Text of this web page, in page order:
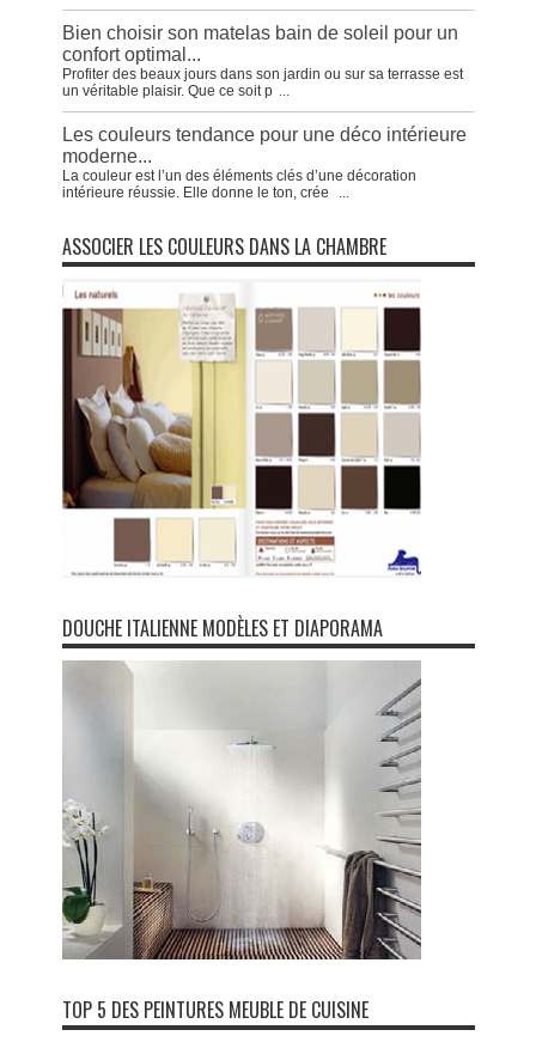
Bien choisir son matelas bain de soleil pour un
confort optimal...
Profiter des beaux jours dans son jardin ou sur sa terrasse est
un véritable plaisir. Que ce soit p ...
Les couleurs tendance pour une déco intérieure
moderne...
La couleur est l’un des éléments clés d’une décoration
intérieure réussie. Elle donne le ton, crée
...
ASSOCIER LES COULEURS DANS LA CHAMBRE
DOUCHE ITALIENNE MODÈLES ET DIAPORAMA
TOP 5 DES PEINTURES MEUBLE DE CUISINE